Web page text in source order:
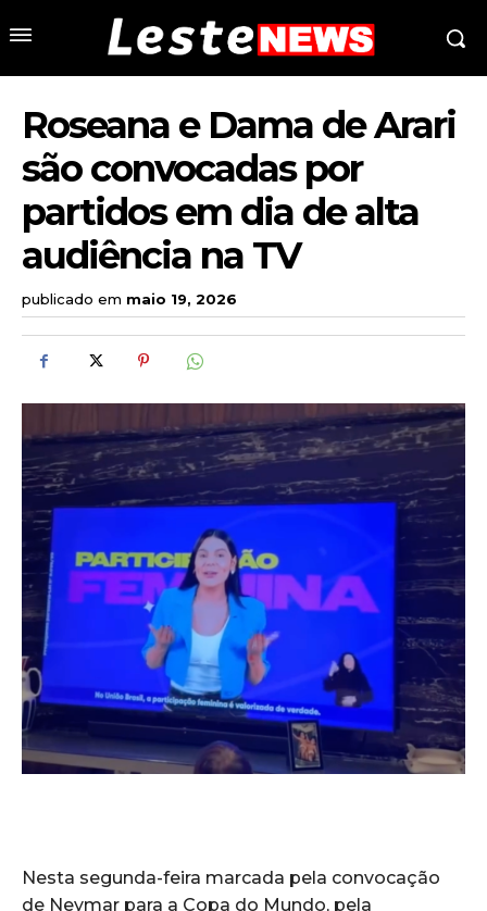
Roseana e Dama de Arari
são convocadas por
partidos em dia de alta
audiência na TV
publicado em maio 19, 2026
Nesta segunda-feira marcada pela convocação
de Neymar para a Copa do Mundo, pela